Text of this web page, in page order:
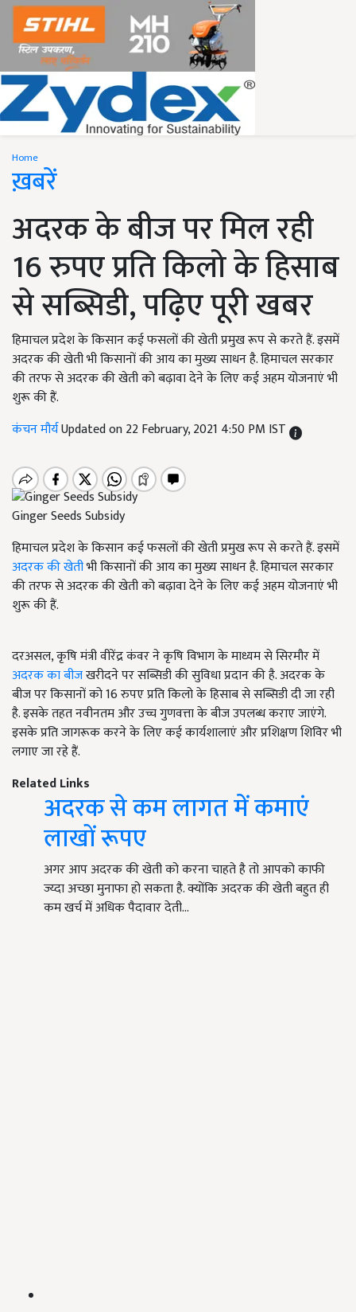
Home
ख़बरें
अदरक के बीज पर मिल रही
16 रुपए प्रति किलो के हिसाब
से सब्सिडी, पढ़िए पूरी खबर
हिमाचल प्रदेश के किसान कई फसलों की खेती प्रमुख रूप से करते हैं. इसमें
अदरक की खेती भी किसानों की आय का मुख्य साधन है. हिमाचल सरकार
की तरफ से अदरक की खेती को बढ़ावा देने के लिए कई अहम योजनाएं भी
शुरू की हैं.
कंचन मौर्यUpdated on 22 February, 2021 4:50 PM IST
Ginger Seeds Subsidy
हिमाचल प्रदेश के किसान कई फसलों की खेती प्रमुख रूप से करते हैं. इसमें
अदरक की खेतीभी किसानों की आय का मुख्य साधन है. हिमाचल सरकार
की तरफ से अदरक की खेती को बढ़ावा देने के लिए कई अहम योजनाएं भी
शुरू की हैं.
दरअसल, कृषि मंत्री वीरेंद्र कंवर ने कृषि विभाग के माध्यम से सिरमौर में
अदरक का बीजखरीदने पर सब्सिडी की सुविधा प्रदान की है. अदरक के
बीज पर किसानों को 16 रुपए प्रति किलो के हिसाब से सब्सिडी दी जा रही
है. इसके तहत नवीनतम और उच्च गुणवत्ता के बीज उपलब्ध कराए जाएंगे.
इसके प्रति जागरूक करने के लिए कई कार्यशालाएं और प्रशिक्षण शिविर भी
लगाए जा रहे हैं.
Related Links
अदरक से कम लागत में कमाएं
लाखों रूपए
अगर आप अदरक की खेती को करना चाहते है तो आपको काफी
ज्य्दा अच्छा मुनाफा हो सकता है. क्योंकि अदरक की खेती बहुत ही
कम खर्च में अधिक पैदावार देती…